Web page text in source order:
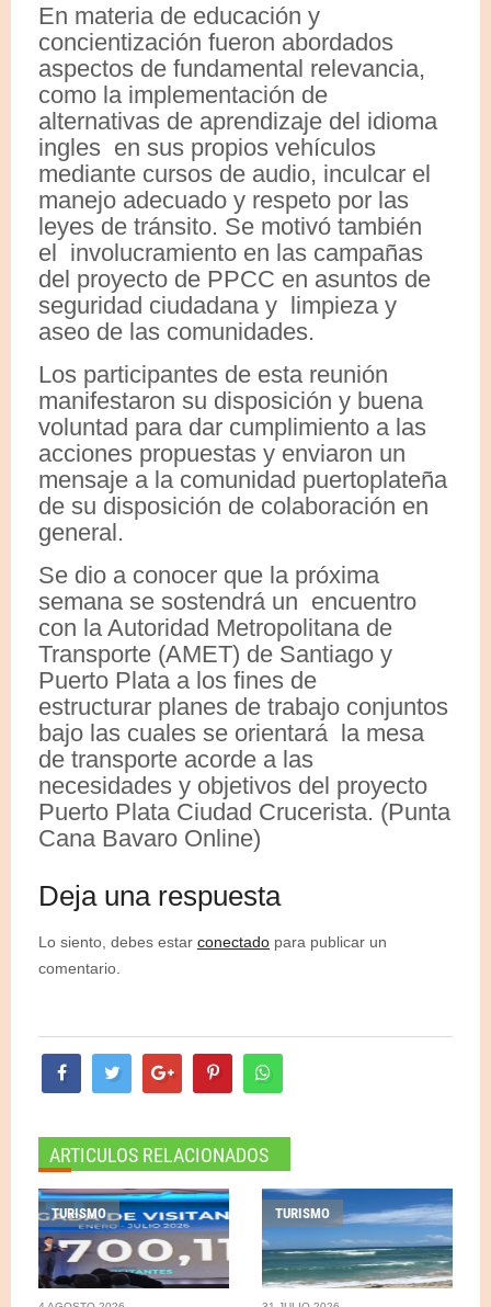
En materia de educación y
concientización fueron abordados
aspectos de fundamental relevancia,
como la implementación de
alternativas de aprendizaje del idioma
ingles en sus propios vehículos
mediante cursos de audio, inculcar el
manejo adecuado y respeto por las
leyes de tránsito. Se motivó también
el involucramiento en las campañas
del proyecto de PPCC en asuntos de
seguridad ciudadana y limpieza y
aseo de las comunidades.
Los participantes de esta reunión
manifestaron su disposición y buena
voluntad para dar cumplimiento a las
acciones propuestas y enviaron un
mensaje a la comunidad puertoplateña
de su disposición de colaboración en
general.
Se dio a conocer que la próxima
semana se sostendrá un encuentro
con la Autoridad Metropolitana de
Transporte (AMET) de Santiago y
Puerto Plata a los fines de
estructurar planes de trabajo conjuntos
bajo las cuales se orientará la mesa
de transporte acorde a las
necesidades y objetivos del proyecto
Puerto Plata Ciudad Crucerista. (Punta
Cana Bavaro Online)
Deja una respuesta
Lo siento, debes estar conectado para publicar un
comentario.
ARTICULOS RELACIONADOS
TURISMO TURISMO